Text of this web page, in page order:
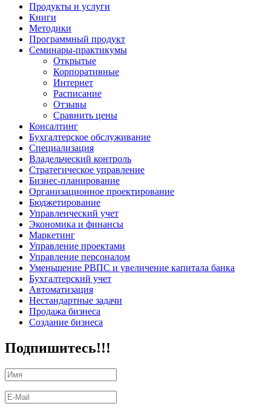
Продукты и услуги
Книги
Методики
Программный продукт
Семинары-практикумы
Открытые
Корпоративные
Интернет
Расписание
Отзывы
Сравнить цены
Консалтинг
Бухгалтерское обслуживание
Специализация
Владельческий контроль
Стратегическое управление
Бизнес-планирование
Организационное проектирование
Бюджетирование
Управленческий учет
Экономика и финансы
Маркетинг
Управление проектами
Управление персоналом
Уменьшение РВПС и увеличение капитала банка
Бухгалтерский учет
Автоматизация
Нестандартные задачи
Продажа бизнеса
Создание бизнеса
Подпишитесь!!!